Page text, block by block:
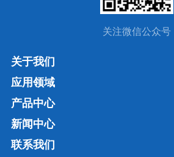
关注微信公众号
关于我们
应用领域
产品中心
新闻中心
联系我们